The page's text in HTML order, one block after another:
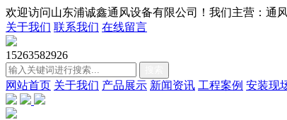
欢迎访问山东浦诚鑫通风设备有限公司！我们主营：通
关于我们 联系我们 在线留言
15263582926
网站首页 关于我们 产品展示 新闻资讯 工程案例 安装现